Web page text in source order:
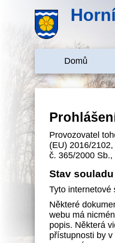
Domů
Provozovatel
(EU) 2016/
č. 365/2000
Stav souladu
Tyto internetové
Některé
webu má
popis. Některá
přístupnosti by